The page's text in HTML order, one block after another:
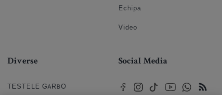
Echipa
Video
Diverse
TESTELE GARBO
Social Media